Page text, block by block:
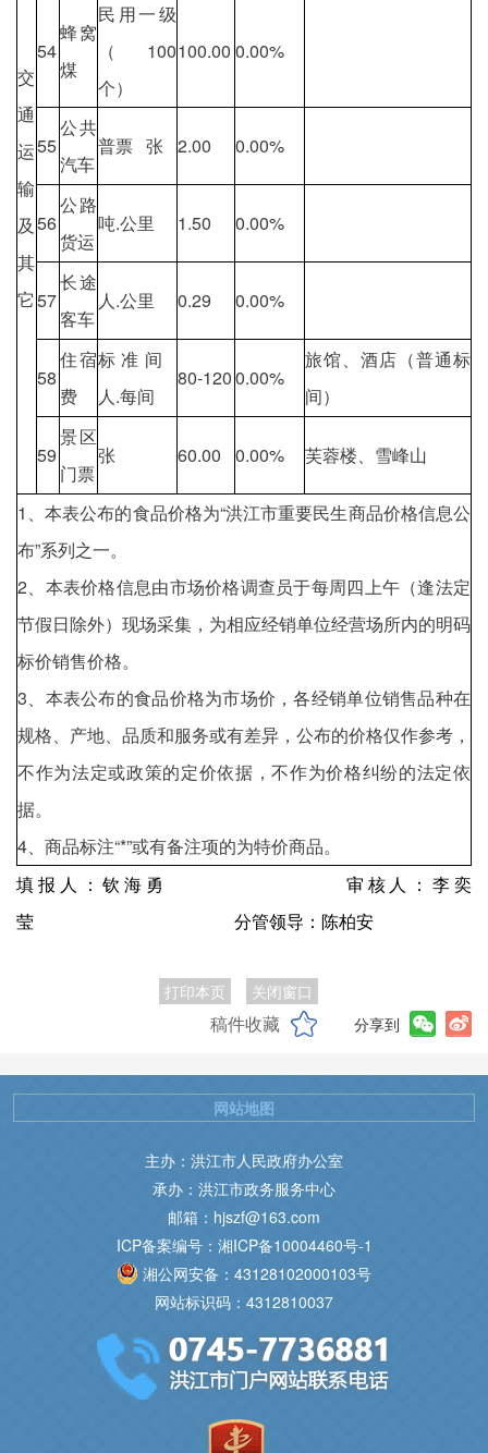
交
通
运
输
及
其
它
54
蜂窝
煤
民用一级
（100
个）
100.00 0.00%
55
公共
汽车
普票 张 2.00 0.00%
56
公路
货运
吨.公里 1.50 0.00%
57
长途
客车
人.公里 0.29 0.00%
58
住宿
费
标准间
人.每间
80-1200.00%
旅馆、酒店（普通标
间）
59
景区
门票
张 60.00 0.00% 芙蓉楼、雪峰山
1、本表公布的食品价格为“洪江市重要民生商品价格信息公
布”系列之一。
2、本表价格信息由市场价格调查员于每周四上午（逢法定
节假日除外）现场采集，为相应经销单位经营场所内的明码
标价销售价格。
3、本表公布的食品价格为市场价，各经销单位销售品种在
规格、产地、品质和服务或有差异，公布的价格仅作参考，
不作为法定或政策的定价依据，不作为价格纠纷的法定依
据。
4、商品标注“*”或有备注项的为特价商品。
填报人：钦海勇 审核人：李奕
莹 分管领导：陈柏安
打印本页 关闭窗口
稿件收藏 分享到
主办：洪江市人民政府办公室
承办：洪江市政务服务中心
邮箱：hjszf@163.com
ICP备案编号：湘ICP备10004460号-1
湘公网安备：43128102000103号
网站标识码：4312810037
网站地图